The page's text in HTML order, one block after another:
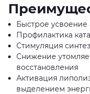
Быстрое
Профилактика
Стимуляция
Снижение
восстановления
Активация
выделением